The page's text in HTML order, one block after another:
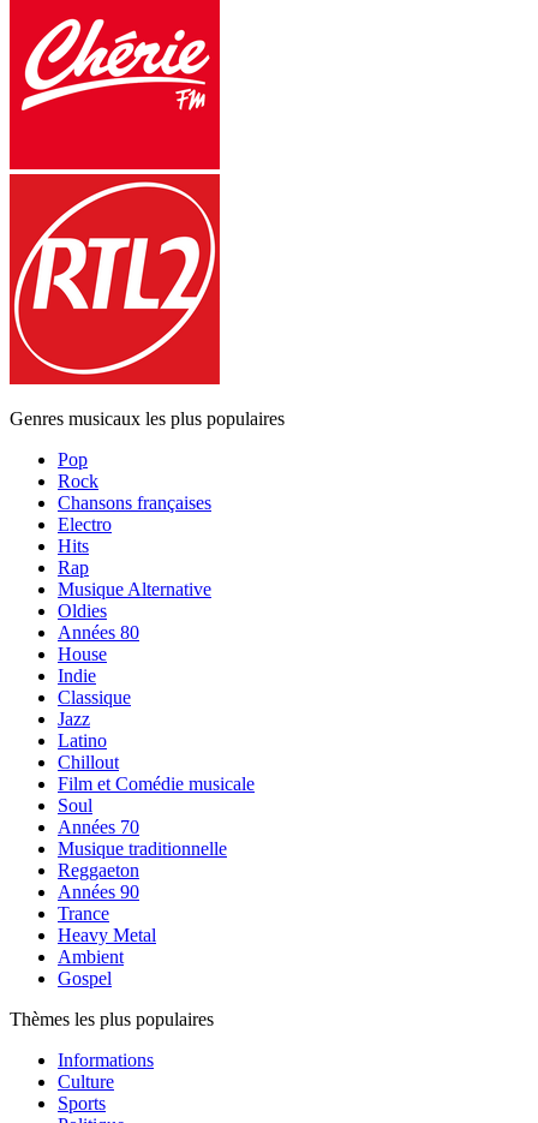
Genres musicaux les plus populaires
Pop
Rock
Chansons françaises
Electro
Hits
Rap
Musique Alternative
Oldies
Années 80
House
Indie
Classique
Jazz
Latino
Chillout
Film et Comédie musicale
Soul
Années 70
Musique traditionnelle
Reggaeton
Années 90
Trance
Heavy Metal
Ambient
Gospel
Thèmes les plus populaires
Informations
Culture
Sports